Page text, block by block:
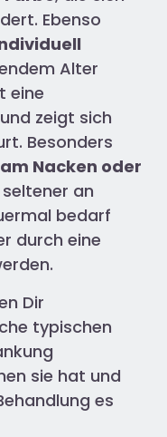
Ebenso
Alter
eine
und zeigt sich
Besonders
Nacken oder
an
bedarf
durch eine
Dir
typischen
sie hat und
es